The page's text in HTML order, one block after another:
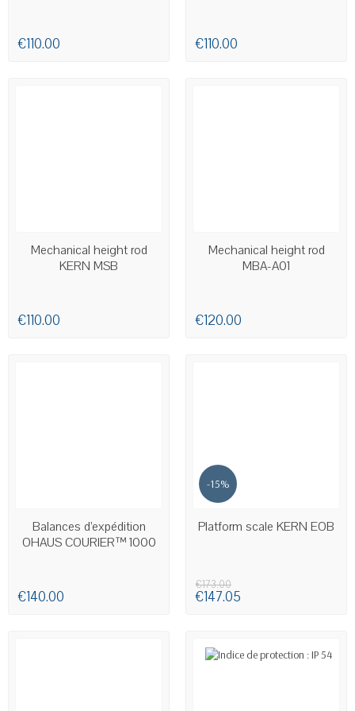
€110.00 €110.00
AVAILABLE
Mechanical height rod
KERN MSB
€110.00
AVAILABLE
Mechanical height rod
MBA-A01
€120.00
AVAILABLE
Balances d’expédition
OHAUS COURIER™ 1000
€140.00
-15%
AVAILABLE
Platform scale KERN EOB
€173.00
€147.05